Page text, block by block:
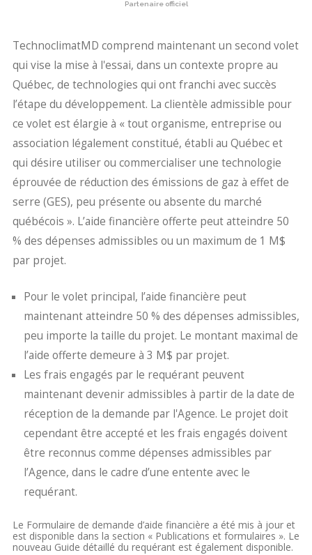
Partenaire officiel
TechnoclimatMD comprend maintenant un second volet
qui vise la mise à l'essai, dans un contexte propre au
Québec, de technologies qui ont franchi avec succès
l’étape du développement. La clientèle admissible pour
ce volet est élargie à « tout organisme, entreprise ou
association légalement constitué, établi au Québec et
qui désire utiliser ou commercialiser une technologie
éprouvée de réduction des émissions de gaz à effet de
serre (GES), peu présente ou absente du marché
québécois ». L’aide financière offerte peut atteindre 50
% des dépenses admissibles ou un maximum de 1 M$
par projet.
Pour le volet principal, l’aide financière peut
maintenant atteindre 50 % des dépenses admissibles,
peu importe la taille du projet. Le montant maximal de
l’aide offerte demeure à 3 M$ par projet.
Les frais engagés par le requérant peuvent
maintenant devenir admissibles à partir de la date de
réception de la demande par l'Agence. Le projet doit
cependant être accepté et les frais engagés doivent
être reconnus comme dépenses admissibles par
l’Agence, dans le cadre d’une entente avec le
requérant.
Le Formulaire de demande d’aide financière a été mis à jour et
est disponible dans la section « Publications et formulaires ». Le
nouveau Guide détaillé du requérant est également disponible.